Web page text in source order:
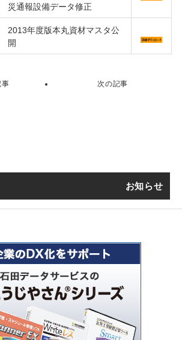
お知らせ
災通報設備データ修正
2013年度版本丸資材マスタ公
開